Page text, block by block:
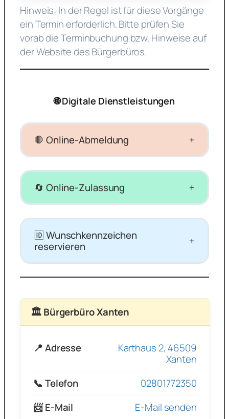
Hinweis: In der Regel ist für diese Vorgänge
ein Termin erforderlich. Bitte prüfen Sie
vorab die Terminbuchung bzw. Hinweise auf
der Website des Bürgerbüros.
🌐 Digitale Dienstleistungen
🛑 Online-Abmeldung +
🔄 Online-Zulassung +
🆔 Wunschkennzeichen
reservieren
+
🏛 Bürgerbüro Xanten
📍 Adresse
Karthaus 2, 46509
Xanten
📞 Telefon
02801772350
📨 E-Mail
E-Mail senden